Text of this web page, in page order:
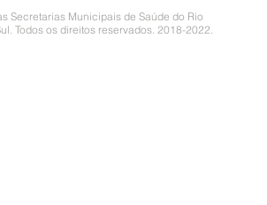
Secretarias Municipais de Saúde do Rio
Todos os direitos reservados. 2018-2022.